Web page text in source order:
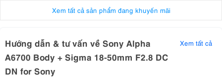
Xem tất cả sản phẩm đang khuyến mãi
Hướng dẫn & tư vấn về Sony Alpha
A6700 Body + Sigma 18-50mm F2.8 DC
DN for Sony
Xem tất cả